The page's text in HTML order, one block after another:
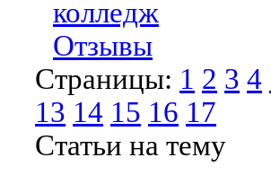
колледж
Отзывы
Страницы: 1 2 3 4
13 14 15 16 17
Статьи на тему